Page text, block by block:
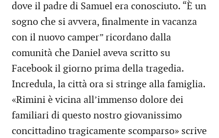
dove il padre di Samuel era conosciuto. “È un
sogno che si avvera, finalmente in vacanza
con il nuovo camper” ricordano dalla
comunità che Daniel aveva scritto su
Facebook il giorno prima della tragedia.
Incredula, la città ora si stringe alla famiglia.
«Rimini è vicina all’immenso dolore dei
familiari di questo nostro giovanissimo
concittadino tragicamente scomparso» scrive